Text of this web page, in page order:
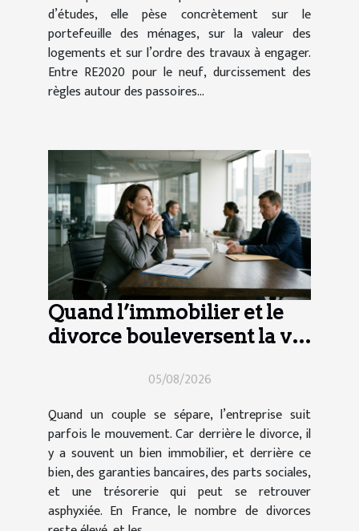
d’études, elle pèse concrètement sur le
portefeuille des ménages, sur la valeur des
logements et sur l’ordre des travaux à engager.
Entre RE2020 pour le neuf, durcissement des
règles autour des passoires...
Quand l’immobilier et le
divorce bouleversent la vie
05/08/2026
Quand un couple se sépare, l’entreprise suit
parfois le mouvement. Car derrière le divorce, il
y a souvent un bien immobilier, et derrière ce
bien, des garanties bancaires, des parts sociales,
et une trésorerie qui peut se retrouver
asphyxiée. En France, le nombre de divorces